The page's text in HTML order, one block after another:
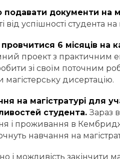
подавати документи на
успішності студента
6 місяців на
проект з практичним
зі своїм поточним
магістерську дисертацію.
на магістратурі для
студента.Зараз
і проживання в
навчання на
можливість закінчити